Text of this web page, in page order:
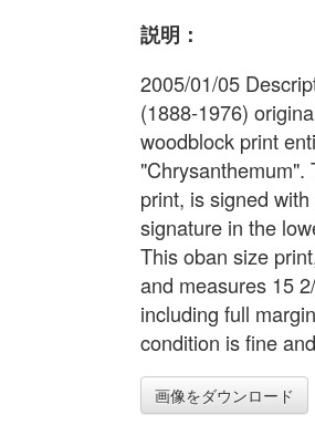
説明：
2005/01/05
(1888-1976)
woodblock print
"Chrysanthemum".
print, is signed
signature in the
This oban size
and measures 15
including full
condition is fine
画像をダウンロード